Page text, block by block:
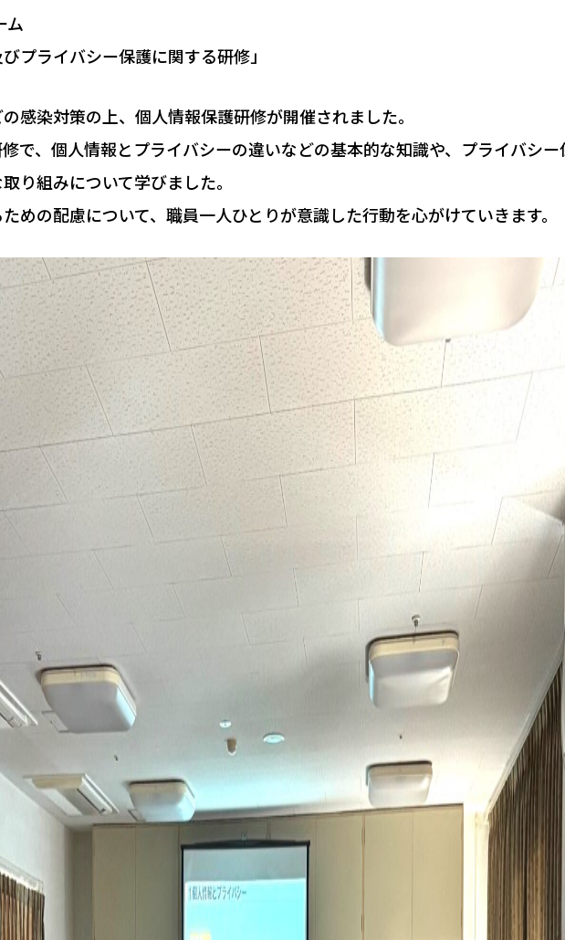
083-
メールでのお問い合わせ
ム
プライバシー保護に関する研修」
感染対策の上、個人情報保護研修が開催されました。
で、個人情報とプライバシーの違いなどの基本的な知識や、プライバシー
り組みについて学びました。
めの配慮について、職員一人ひとりが意識した行動を心がけていきます。